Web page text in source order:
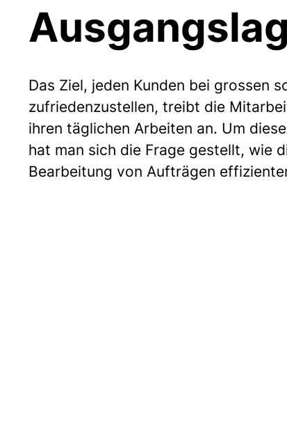
Das Ziel, jeden Kunden bei grossen
zufriedenzustellen, treibt die
ihren täglichen Arbeiten an. Um
hat man sich die Frage gestellt, wie
Bearbeitung von Aufträgen